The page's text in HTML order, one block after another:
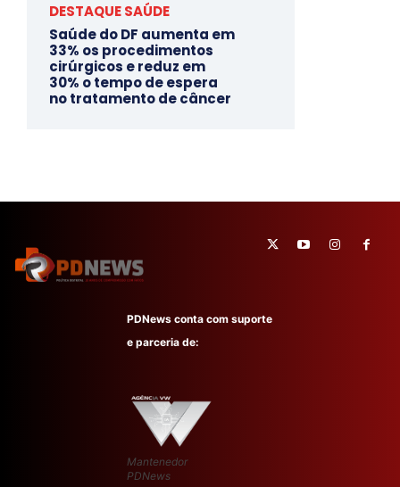
DESTAQUE SAÚDE
Saúde do DF aumenta em
33% os procedimentos
cirúrgicos e reduz em
30% o tempo de espera
no tratamento de câncer
PDNews conta com suporte
e parceria de:
Mantenedor
PDNews